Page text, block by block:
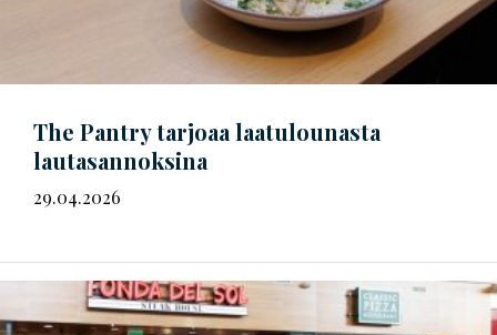
The Pantry tarjoaa laatulounasta
lautasannoksina
29.04.2026